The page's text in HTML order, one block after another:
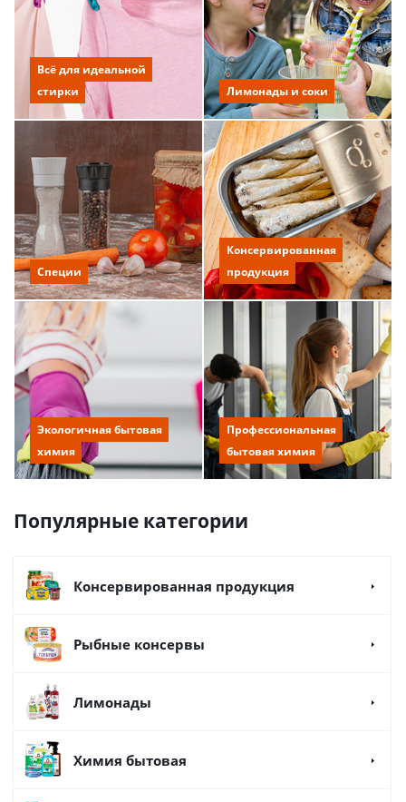
Всё для идеальной
стирки
Лимонады и соки
Специи
Консервированная
продукция
Экологичная бытовая
химия
Профессиональная
бытовая химия
Популярные категории
Консервированная продукция
Рыбные консервы
Лимонады
Химия бытовая